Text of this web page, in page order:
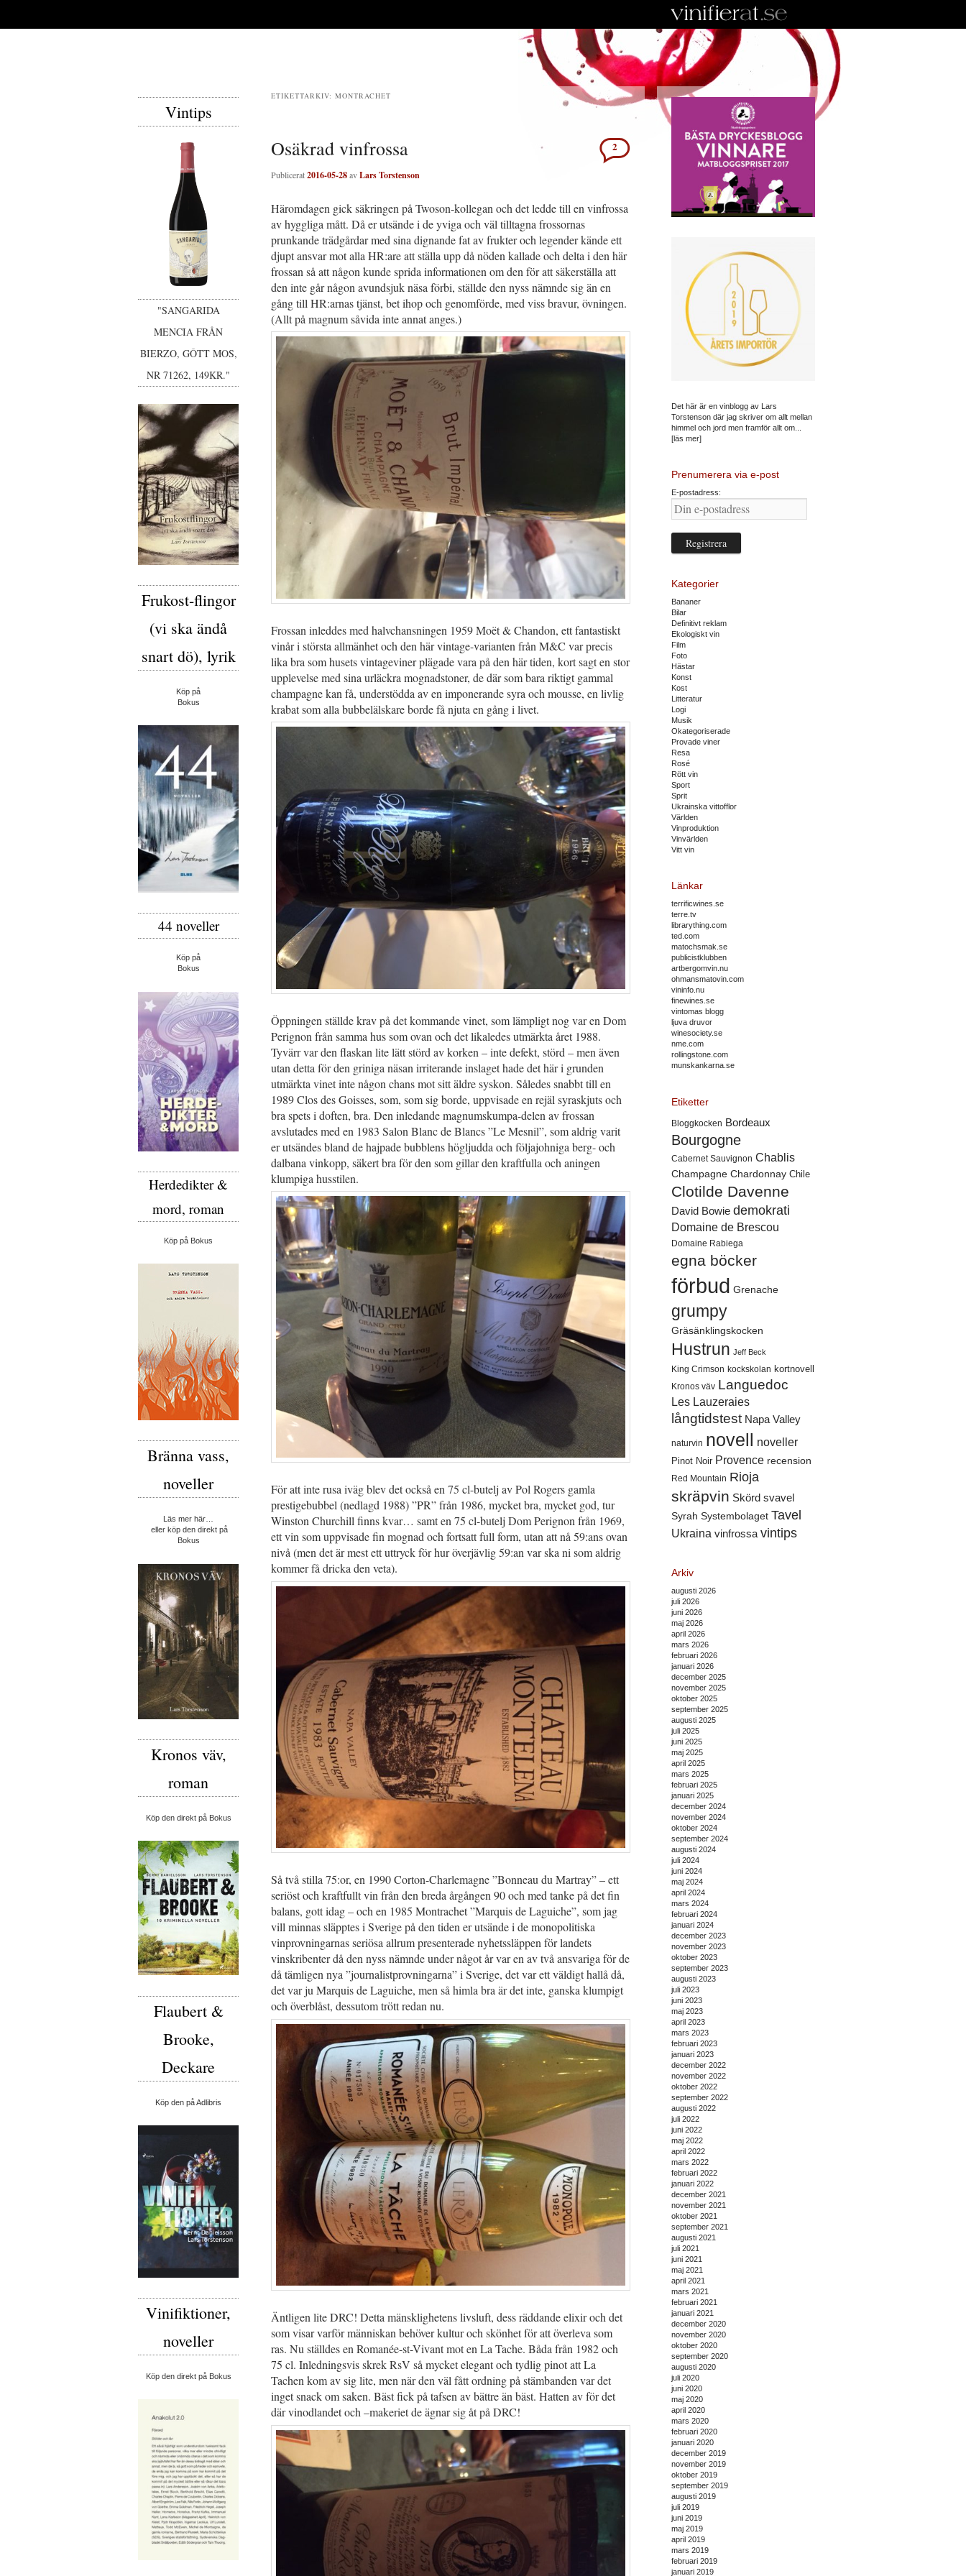
ETIKETTARKIV: MONTRACHET
Osäkrad vinfrossa
Publicerat2016-05-28avLars Torstenson
2
Häromdagen gick säkringen på Twoson-kollegan och det ledde till en vinfrossa
av hyggliga mått. Då er utsände i de yviga och väl tilltagna frossornas
prunkande trädgårdar med sina dignande fat av frukter och legender kände ett
djupt ansvar mot alla HR:are att ställa upp då nöden kallade och delta i den här
frossan så att någon kunde sprida informationen om den för att säkerställa att
den inte går någon avundsjuk näsa förbi, ställde den nyss nämnde sig än en
gång till HR:arnas tjänst, bet ihop och genomförde, med viss bravur, övningen.
(Allt på magnum såvida inte annat anges.)
Frossan inleddes med halvchansningen 1959 Moët & Chandon, ett fantastiskt
vinår i största allmänhet och den här vintage-varianten från M&C var precis
lika bra som husets vintageviner plägade vara på den här tiden, kort sagt en stor
upplevelse med sina urläckra mognadstoner, de där som bara riktigt gammal
champagne kan få, understödda av en imponerande syra och mousse, en livlig
krabat som alla bubbelälskare borde få njuta en gång i livet.
Öppningen ställde krav på det kommande vinet, som lämpligt nog var en Dom
Perignon från samma hus som ovan och det likaledes utmärkta året 1988.
Tyvärr var den flaskan lite lätt störd av korken – inte defekt, störd – men även
utan detta för den griniga näsan irriterande inslaget hade det här i grunden
utmärkta vinet inte någon chans mot sitt äldre syskon. Således snabbt till en
1989 Clos des Goisses, som, som sig borde, uppvisade en rejäl syraskjuts och
bra spets i doften, bra. Den inledande magnumskumpa-delen av frossan
avslutades med en 1983 Salon Blanc de Blancs ”Le Mesnil”, som aldrig varit
er utsändes bland de hajpade bubblens högljudda och följajohniga berg- och
dalbana vinkopp, säkert bra för den som gillar den kraftfulla och aningen
klumpiga husstilen.
För att inte rusa iväg blev det också en 75 cl-butelj av Pol Rogers gamla
prestigebubbel (nedlagd 1988) ”PR” från 1986, mycket bra, mycket god, tur
Winston Churchill finns kvar… samt en 75 cl-butelj Dom Perignon från 1969,
ett vin som uppvisade fin mognad och fortsatt full form, utan att nå 59:ans ovan
nivå (men det är mest ett uttryck för hur överjävlig 59:an var ska ni som aldrig
kommer få dricka den veta).
Så två stilla 75:or, en 1990 Corton-Charlemagne ”Bonneau du Martray” – ett
seriöst och kraftfullt vin från den breda årgången 90 och med tanke på det fin
balans, gott idag – och en 1985 Montrachet ”Marquis de Laguiche”, som jag
vill minnas släpptes i Sverige på den tiden er utsände i de monopolitiska
vinprovningarnas seriösa allrum presenterade nyhetssläppen för landets
vinskribenter då den nyss nämnde under något år var en av två ansvariga för de
då tämligen nya ”journalistprovningarna” i Sverige, det var ett väldigt hallå då,
det var ju Marquis de Laguiche, men så himla bra är det inte, ganska klumpigt
och överblåst, dessutom trött redan nu.
Äntligen lite DRC! Detta mänsklighetens livsluft, dess räddande elixir och det
som visar varför människan behöver kultur och skönhet för att överleva som
ras. Nu ställdes en Romanée-st-Vivant mot en La Tache. Båda från 1982 och
75 cl. Inledningsvis skrek RsV så mycket elegant och tydlig pinot att La
Tachen kom av sig lite, men när den väl fått ordning på stämbanden var det
inget snack om saken. Bäst fick på tafsen av bättre än bäst. Hatten av för det
där vinodlandet och –makeriet de ägnar sig åt på DRC!
Det här är en vinblogg av Lars
Torstenson där jag skriver om allt mellan
himmel och jord men framför allt om...
[läs mer]
Prenumerera via e-post
E-postadress:
Kategorier
Bananer
Bilar
Definitivt reklam
Ekologiskt vin
Film
Foto
Hästar
Konst
Kost
Litteratur
Logi
Musik
Okategoriserade
Provade viner
Resa
Rosé
Rött vin
Sport
Sprit
Ukrainska vittofflor
Världen
Vinproduktion
Vinvärlden
Vitt vin
Länkar
terrificwines.se
terre.tv
librarything.com
ted.com
matochsmak.se
publicistklubben
artbergomvin.nu
ohmansmatovin.com
vininfo.nu
finewines.se
vintomas blogg
ljuva druvor
winesociety.se
nme.com
rollingstone.com
munskankarna.se
Etiketter
Bloggkocken Bordeaux
Bourgogne
Cabernet Sauvignon Chablis
Champagne Chardonnay Chile
Clotilde Davenne
David Bowie demokrati
Domaine de Brescou
Domaine Rabiega
egna böcker
förbud Grenache
grumpy
Gräsänklingskocken
Hustrun Jeff Beck
King Crimson kockskolan kortnovell
Kronos väv Languedoc
Les Lauzeraies
långtidstest Napa Valley
naturvin novell noveller
Pinot Noir Provence recension
Red Mountain Rioja
skräpvin Skörd svavel
Syrah Systembolaget Tavel
Ukraina vinfrossa vintips
Arkiv
augusti 2026
juli 2026
juni 2026
maj 2026
april 2026
mars 2026
februari 2026
januari 2026
december 2025
november 2025
oktober 2025
september 2025
augusti 2025
juli 2025
juni 2025
maj 2025
april 2025
mars 2025
februari 2025
januari 2025
december 2024
november 2024
oktober 2024
september 2024
augusti 2024
juli 2024
juni 2024
maj 2024
april 2024
mars 2024
februari 2024
januari 2024
december 2023
november 2023
oktober 2023
september 2023
augusti 2023
juli 2023
juni 2023
maj 2023
april 2023
mars 2023
februari 2023
januari 2023
december 2022
november 2022
oktober 2022
september 2022
augusti 2022
juli 2022
juni 2022
maj 2022
april 2022
mars 2022
februari 2022
januari 2022
december 2021
november 2021
oktober 2021
september 2021
augusti 2021
juli 2021
juni 2021
maj 2021
april 2021
mars 2021
februari 2021
januari 2021
december 2020
november 2020
oktober 2020
september 2020
augusti 2020
juli 2020
juni 2020
maj 2020
april 2020
mars 2020
februari 2020
januari 2020
december 2019
november 2019
oktober 2019
september 2019
augusti 2019
juli 2019
juni 2019
maj 2019
april 2019
mars 2019
februari 2019
januari 2019
Vintips
"SANGARIDA
MENCIA FRÅN
BIERZO, GÔTT MOS,
NR 71262, 149KR."
Frukost-flingor
(vi ska ändå
snart dö), lyrik
Köp på
Bokus
44 noveller
Köp på
Bokus
Herdedikter &
mord, roman
Köp på Bokus
Bränna vass,
noveller
Läs mer här…
eller köp den direkt på
Bokus
Kronos väv,
roman
Köp den direkt på Bokus
Flaubert &
Brooke,
Deckare
Köp den på Adlibris
Vinifiktioner,
noveller
Köp den direkt på Bokus